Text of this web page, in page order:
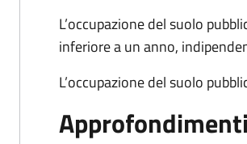
L’occupazione del suolo
inferiore a un anno,
L’occupazione del suolo
Approfondimenti